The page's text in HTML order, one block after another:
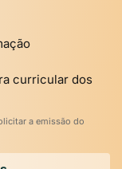
curricular dos
a emissão do